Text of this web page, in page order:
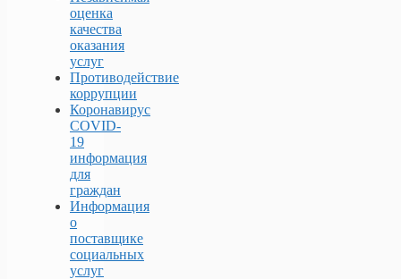
оценка
качества
оказания
услуг
Противодействие
коррупции
Коронавирус
COVID-
19
информация
для
граждан
Информация
о
поставщике
социальных
услуг